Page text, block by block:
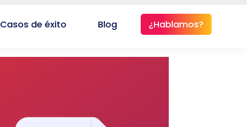
Casos de éxito Blog ¿Hablamos?